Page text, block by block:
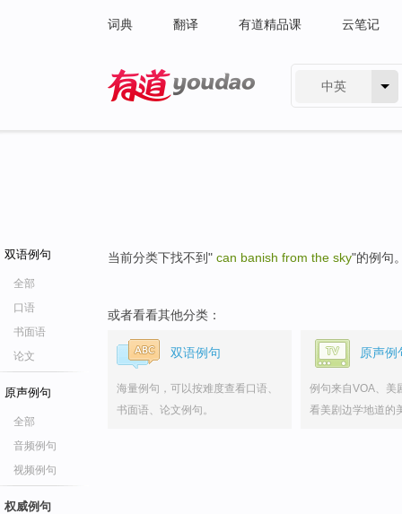
词典 翻译 有道精品课 云笔记
中英
双语例句
全部
口语
书面语
论文
原声例句
全部
音频例句
视频例句
权威例句
当前分类下找不到" can banish from the sky"的例句
或者看看其他分类：
双语例句
海量例句，可以按难度查看口语、
书面语、论文例句。
原声例
例句来自VOA、美
看美剧边学地道的